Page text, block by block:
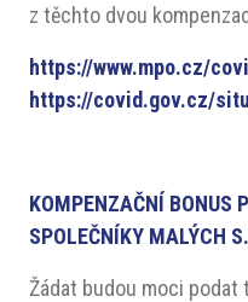
z těchto dvou
https://www.mpo.cz/
https://covid.gov.cz/
KOMPENZAČNÍ BONUS
SPOLEČNÍKY MALÝCH
Žádat budou moci podat